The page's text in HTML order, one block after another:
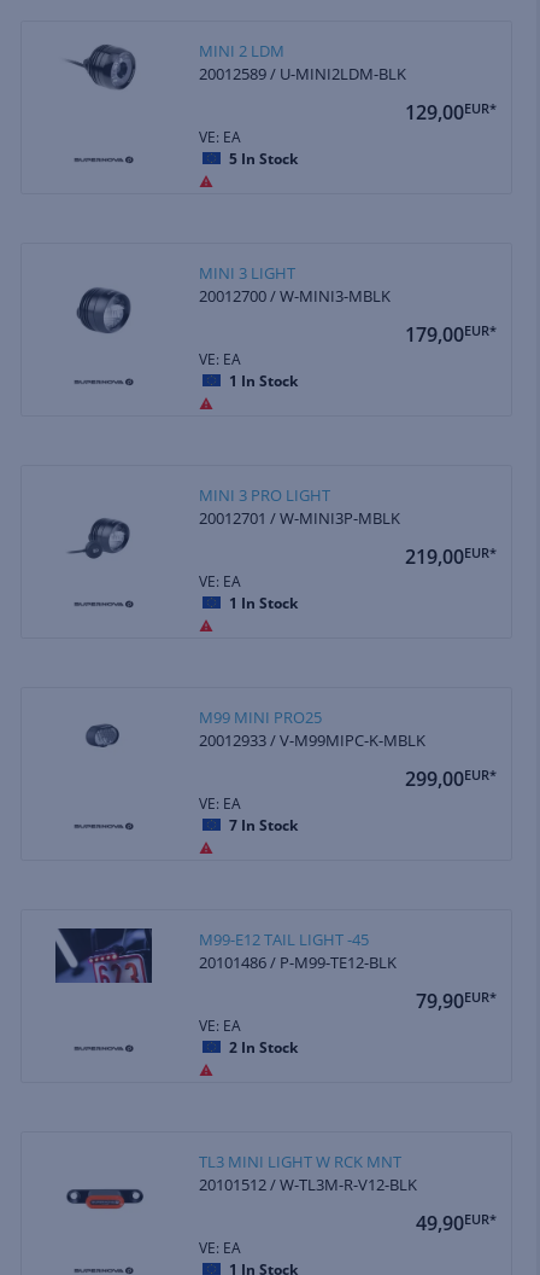
MINI 2 LDM
20012589 / U-MINI2LDM-BLK
129,00EUR*
VE: EA
5 In Stock
MINI 3 LIGHT
20012700 / W-MINI3-MBLK
179,00EUR*
VE: EA
1 In Stock
MINI 3 PRO LIGHT
20012701 / W-MINI3P-MBLK
219,00EUR*
VE: EA
1 In Stock
M99 MINI PRO25
20012933 / V-M99MIPC-K-MBLK
299,00EUR*
VE: EA
7 In Stock
M99-E12 TAIL LIGHT -45
20101486 / P-M99-TE12-BLK
79,90EUR*
VE: EA
2 In Stock
TL3 MINI LIGHT W RCK MNT
20101512 / W-TL3M-R-V12-BLK
49,90EUR*
VE: EA
1 In Stock